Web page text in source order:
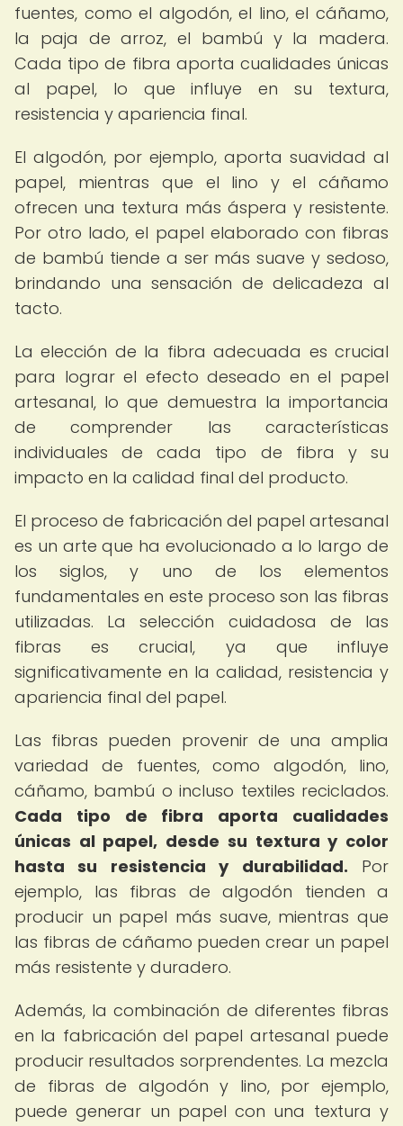
fuentes, como el algodón, el lino, el cáñamo,
la paja de arroz, el bambú y la madera.
Cada tipo de fibra aporta cualidades únicas
al papel, lo que influye en su textura,
resistencia y apariencia final.
El algodón, por ejemplo, aporta suavidad al
papel, mientras que el lino y el cáñamo
ofrecen una textura más áspera y resistente.
Por otro lado, el papel elaborado con fibras
de bambú tiende a ser más suave y sedoso,
brindando una sensación de delicadeza al
tacto.
La elección de la fibra adecuada es crucial
para lograr el efecto deseado en el papel
artesanal, lo que demuestra la importancia
de comprender las características
individuales de cada tipo de fibra y su
impacto en la calidad final del producto.
El proceso de fabricación del papel artesanal
es un arte que ha evolucionado a lo largo de
los siglos, y uno de los elementos
fundamentales en este proceso son las fibras
utilizadas. La selección cuidadosa de las
fibras es crucial, ya que influye
significativamente en la calidad, resistencia y
apariencia final del papel.
Las fibras pueden provenir de una amplia
variedad de fuentes, como algodón, lino,
cáñamo, bambú o incluso textiles reciclados.
Cada tipo de fibra aporta cualidades
únicas al papel, desde su textura y color
hasta su resistencia y durabilidad. Por
ejemplo, las fibras de algodón tienden a
producir un papel más suave, mientras que
las fibras de cáñamo pueden crear un papel
más resistente y duradero.
Además, la combinación de diferentes fibras
en la fabricación del papel artesanal puede
producir resultados sorprendentes. La mezcla
de fibras de algodón y lino, por ejemplo,
puede generar un papel con una textura y